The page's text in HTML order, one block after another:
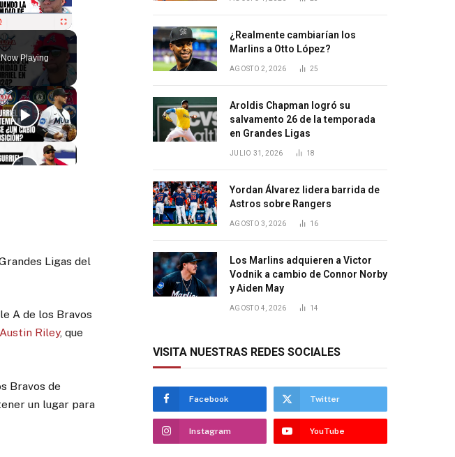
Fullscreen
Now Playing
Ligas del
A de los Bravos
Austin Riley, que
Bravos de
un lugar para
¿Realmente cambiarían los
Marlins a Otto López?
AGOSTO 2, 2026 25
Aroldis Chapman logró su
salvamento 26 de la temporada
en Grandes Ligas
JULIO 31, 2026 18
Yordan Álvarez lidera barrida de
Astros sobre Rangers
AGOSTO 3, 2026 16
Los Marlins adquieren a Victor
Vodnik a cambio de Connor Norby
y Aiden May
AGOSTO 4, 2026 14
VISITA NUESTRAS REDES SOCIALES
Facebook Twitter
Instagram YouTube